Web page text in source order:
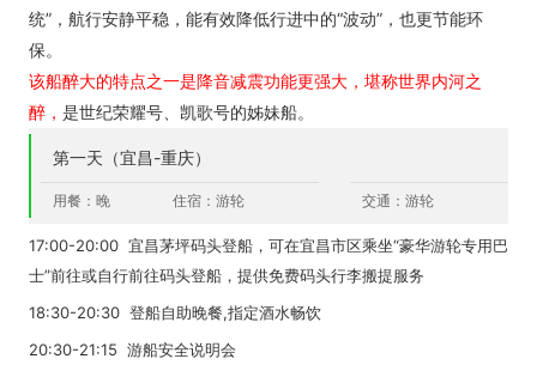
统”，航行安静平稳，能有效降低行进中的“波动”，也更节能环
保。
该船醉大的特点之一是降音减震功能更强大，堪称世界内河之
醉， 是世纪荣耀号、凯歌号的姊妹船。
第一天（宜昌-重庆）
用餐：晚 住宿：游轮 交通：游轮
17:00-20:00 宜昌茅坪码头登船，可在宜昌市区乘坐“豪华游轮专用巴
士”前往或自行前往码头登船，提供免费码头行李搬提服务
18:30-20:30 登船自助晚餐,指定酒水畅饮
20:30-21:15 游船安全说明会